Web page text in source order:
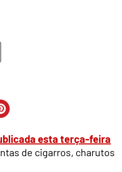
esta terça-feira
de cigarros, charutos